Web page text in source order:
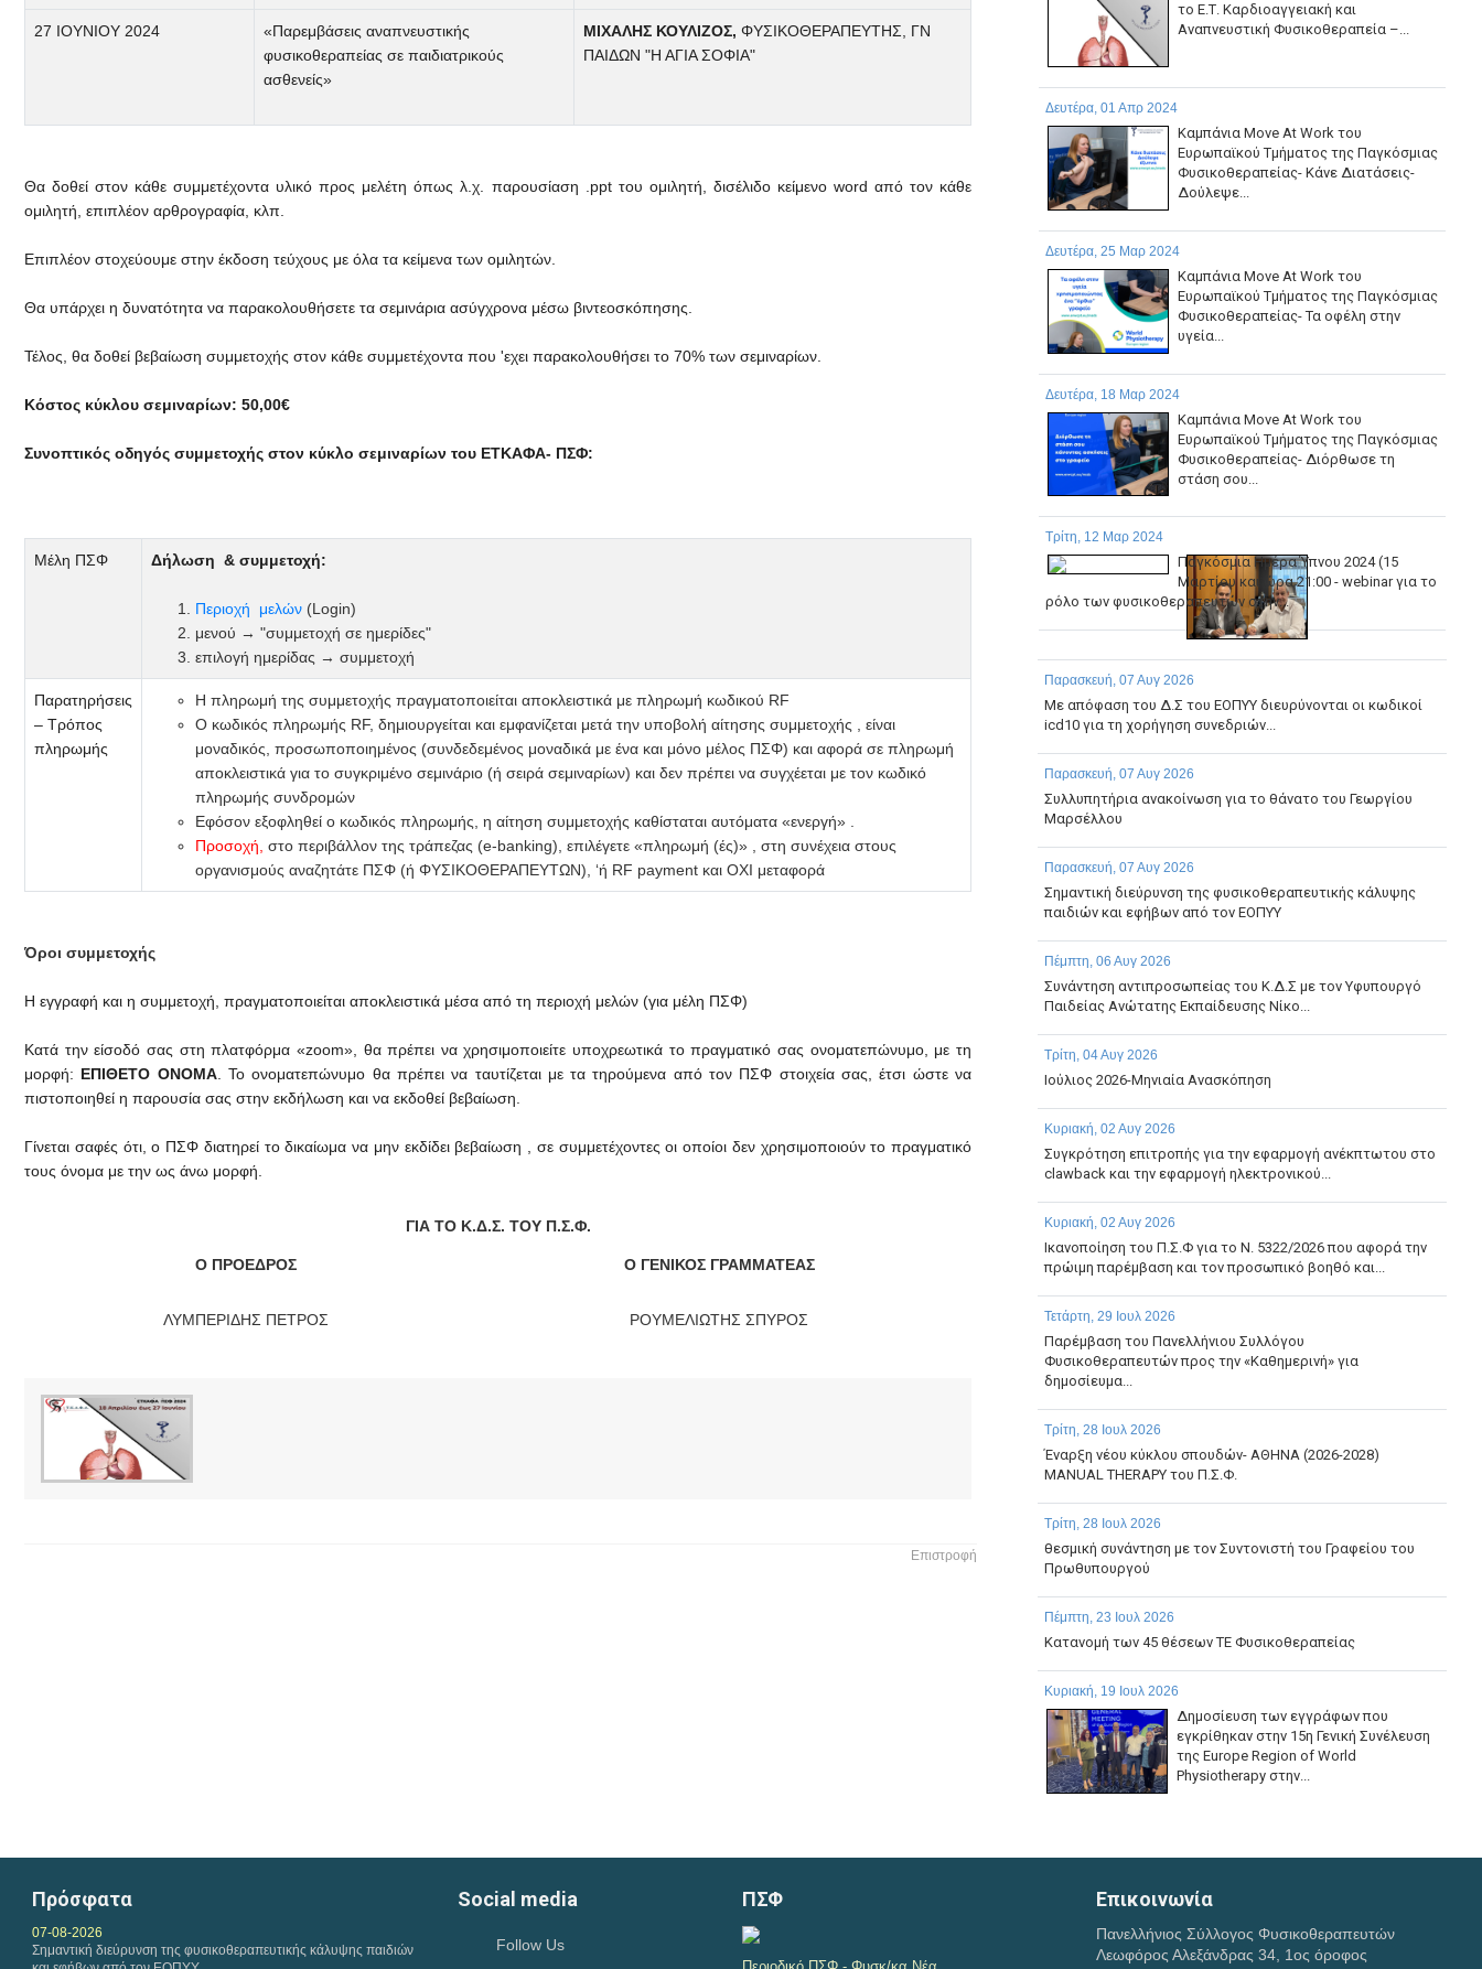
27 ΙΟΥΝΙΟΥ 2024
«Παρεμβάσεις αναπνευστικής
φυσικοθεραπείας σε παιδιατρικούς
ασθενείς»
ΜΙΧΑΛΗΣ ΚΟΥΛΙΖΟΣ, ΦΥΣΙΚΟΘΕΡΑΠΕΥΤΗΣ, ΓΝ
ΠΑΙΔΩΝ "Η ΑΓΙΑ ΣΟΦΙΑ"
Θα δοθεί στον κάθε συμμετέχοντα υλικό προς μελέτη όπως λ.χ. παρουσίαση .ppt του ομιλητή, δισέλιδο κείμενο word από τον κάθε
ομιλητή, επιπλέον αρθρογραφία, κλπ.
Επιπλέον στοχεύουμε στην έκδοση τεύχους με όλα τα κείμενα των ομιλητών.
Θα υπάρχει η δυνατότητα να παρακολουθήσετε τα σεμινάρια ασύγχρονα μέσω βιντεοσκόπησης.
Τέλος, θα δοθεί βεβαίωση συμμετοχής στον κάθε συμμετέχοντα που 'εχει παρακολουθήσει το 70% των σεμιναρίων.
Κόστος κύκλου σεμιναρίων: 50,00€
Συνοπτικός οδηγός συμμετοχής στον κύκλο σεμιναρίων του ΕΤΚΑΦΑ- ΠΣΦ:
Μέλη ΠΣΦ Δήλωση & συμμετοχή:
Περιοχή μελών (Login)
μενού → "συμμετοχή σε ημερίδες"
επιλογή ημερίδας → συμμετοχή
Παρατηρήσεις
– Τρόπος
πληρωμής
Η πληρωμή της συμμετοχής πραγματοποιείται αποκλειστικά με πληρωμή κωδικού RF
Ο κωδικός πληρωμής RF, δημιουργείται και εμφανίζεται μετά την υποβολή αίτησης συμμετοχής , είναι
μοναδικός, προσωποποιημένος (συνδεδεμένος μοναδικά με ένα και μόνο μέλος ΠΣΦ) και αφορά σε πληρωμή
αποκλειστικά για το συγκριμένο σεμινάριο (ή σειρά σεμιναρίων) και δεν πρέπει να συγχέεται με τον κωδικό
πληρωμής συνδρομών
Εφόσον εξοφληθεί ο κωδικός πληρωμής, η αίτηση συμμετοχής καθίσταται αυτόματα «ενεργή» .
Προσοχή, στο περιβάλλον της τράπεζας (e-banking), επιλέγετε «πληρωμή (ές)» , στη συνέχεια στους
οργανισμούς αναζητάτε ΠΣΦ (ή ΦΥΣΙΚΟΘΕΡΑΠΕΥΤΩΝ), ‘ή RF payment και ΟΧΙ μεταφορά
Όροι συμμετοχής
Η εγγραφή και η συμμετοχή, πραγματοποιείται αποκλειστικά μέσα από τη περιοχή μελών (για μέλη ΠΣΦ)
Κατά την είσοδό σας στη πλατφόρμα «zoom», θα πρέπει να χρησιμοποιείτε υποχρεωτικά το πραγματικό σας ονοματεπώνυμο, με τη
μορφή: ΕΠΙΘΕΤΟ ΟΝΟΜΑ. Το ονοματεπώνυμο θα πρέπει να ταυτίζεται με τα τηρούμενα από τον ΠΣΦ στοιχεία σας, έτσι ώστε να
πιστοποιηθεί η παρουσία σας στην εκδήλωση και να εκδοθεί βεβαίωση.
Γίνεται σαφές ότι, ο ΠΣΦ διατηρεί το δικαίωμα να μην εκδίδει βεβαίωση , σε συμμετέχοντες οι οποίοι δεν χρησιμοποιούν το πραγματικό
τους όνομα με την ως άνω μορφή.
ΓΙΑ ΤΟ Κ.Δ.Σ. ΤΟΥ Π.Σ.Φ.
Ο ΠΡΟΕΔΡΟΣ Ο ΓΕΝΙΚΟΣ ΓΡΑΜΜΑΤΕΑΣ
ΛΥΜΠΕΡΙΔΗΣ ΠΕΤΡΟΣ ΡΟΥΜΕΛΙΩΤΗΣ ΣΠΥΡΟΣ
Επιστροφή
το Ε.Τ. Καρδιοαγγειακή και
Αναπνευστική Φυσικοθεραπεία –...
Δευτέρα, 01 Απρ 2024
Καμπάνια Move At Work του
Ευρωπαϊκού Τμήματος της Παγκόσμιας
Φυσικοθεραπείας- Κάνε Διατάσεις-
Δούλεψε...
Δευτέρα, 25 Μαρ 2024
Καμπάνια Move At Work του
Ευρωπαϊκού Τμήματος της Παγκόσμιας
Φυσικοθεραπείας- Τα οφέλη στην
υγεία...
Δευτέρα, 18 Μαρ 2024
Καμπάνια Move At Work του
Ευρωπαϊκού Τμήματος της Παγκόσμιας
Φυσικοθεραπείας- Διόρθωσε τη
στάση σου...
Τρίτη, 12 Μαρ 2024
Παγκόσμια Ημέρα Ύπνου 2024 (15
Μαρτίου και ώρα 21:00 - webinar για το
ρόλο των φυσικοθεραπευτών στην...
Παρασκευή, 07 Αυγ 2026
Με απόφαση του Δ.Σ του ΕΟΠΥΥ διευρύνονται οι κωδικοί
icd10 για τη χορήγηση συνεδριών...
Παρασκευή, 07 Αυγ 2026
Συλλυπητήρια ανακοίνωση για το θάνατο του Γεωργίου
Μαρσέλλου
Παρασκευή, 07 Αυγ 2026
Σημαντική διεύρυνση της φυσικοθεραπευτικής κάλυψης
παιδιών και εφήβων από τον ΕΟΠΥΥ
Πέμπτη, 06 Αυγ 2026
Συνάντηση αντιπροσωπείας του Κ.Δ.Σ με τον Υφυπουργό
Παιδείας Ανώτατης Εκπαίδευσης Νίκο...
Τρίτη, 04 Αυγ 2026
Ιούλιος 2026-Μηνιαία Ανασκόπηση
Κυριακή, 02 Αυγ 2026
Συγκρότηση επιτροπής για την εφαρμογή ανέκπτωτου στο
clawback και την εφαρμογή ηλεκτρονικού...
Κυριακή, 02 Αυγ 2026
Ικανοποίηση του Π.Σ.Φ για το Ν. 5322/2026 που αφορά την
πρώιμη παρέμβαση και τον προσωπικό βοηθό και...
Τετάρτη, 29 Ιουλ 2026
Παρέμβαση του Πανελλήνιου Συλλόγου
Φυσικοθεραπευτών προς την «Καθημερινή» για
δημοσίευμα...
Τρίτη, 28 Ιουλ 2026
Έναρξη νέου κύκλου σπουδών- ΑΘΗΝΑ (2026-2028)
MANUAL THERAPY του Π.Σ.Φ.
Τρίτη, 28 Ιουλ 2026
θεσμική συνάντηση με τον Συντονιστή του Γραφείου του
Πρωθυπουργού
Πέμπτη, 23 Ιουλ 2026
Κατανομή των 45 θέσεων ΤΕ Φυσικοθεραπείας
Κυριακή, 19 Ιουλ 2026
Δημοσίευση των εγγράφων που
εγκρίθηκαν στην 15η Γενική Συνέλευση
της Europe Region of World
Physiotherapy στην...
ΠΑΡΑΤΑΣΗ ΗΜΕΡΟΜΗΝΙΑΣ ΥΠΟΒΟΛΗΣ ΔΙΚΑΙΟΛΟΓΗΤΙΚΩΝ
ΕΝΔΙΑΦΕΡΟΝΤΟΣ...
Πρόσφατα
07-08-2026
Σημαντική διεύρυνση της φυσικοθεραπευτικής κάλυψης παιδιών
Social media
Follow Us
ΠΣΦ Επικοινωνία
Πανελλήνιος Σύλλογος Φυσικοθεραπευτών
Λεωφόρος Αλεξάνδρας 34, 1ος όροφος